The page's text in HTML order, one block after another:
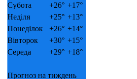
Субота
+26° +17°
Неділя
+25° +13°
Понеділок
+26° +14°
Вівторок
+30° +15°
Середа
+29° +18°
Прогноз на тиждень